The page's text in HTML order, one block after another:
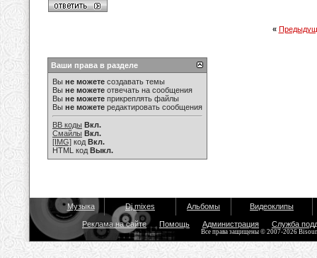
«
Ваши права в разделе
Вы не можете создавать темы
Вы не можете отвечать на сообщения
Вы не можете прикреплять файлы
Вы не можете редактировать сообщения
BB коды Вкл.
Смайлы Вкл.
[IMG] код Вкл.
HTML код Выкл.
Музыка Dj mixes Альбомы Видеоклипы
Реклама на сайте Помощь Администрация Служба
Все права защищены © 2007-2026